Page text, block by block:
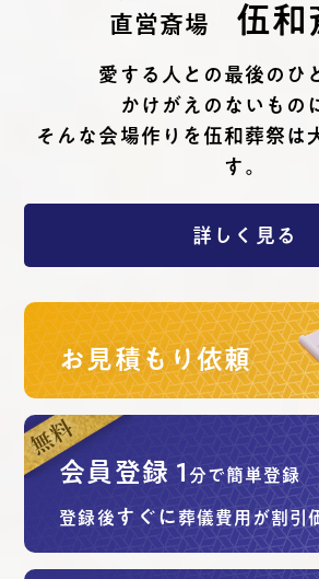
直営斎場 伍和
愛する⼈との最後のひ
かけがえのないもの
そんな会場作りを伍和葬祭は
す。
詳しく見る
お見積もり依頼
会員登録 1 分で簡単登録
登録後すぐに 葬儀費用が割引